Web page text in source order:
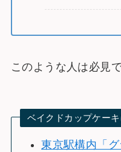
このような人は必見で
ベイクドカップケー
東京駅構内「